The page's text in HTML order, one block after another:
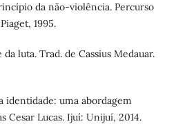
da não-violência. Percurso
1995.
luta. Trad. de Cassius Medauar.
identidade: uma abordagem
Cesar Lucas. Ijuí: Unijuí, 2014.